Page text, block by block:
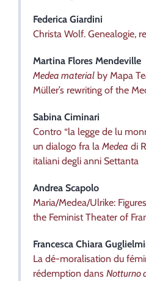
Federica Giardini
Christa Wolf. Genealogie,
Martina Flores Mendeville
Medea material by Mapa
Müller’s rewriting of the
Sabina Ciminari
Contro “la legge de lu
un dialogo fra la Medea di
italiani degli anni Settanta
Andrea Scapolo
Maria/Medea/Ulrike:
the Feminist Theater of
Francesca Chiara
La dé-moralisation du
rédemption dans Notturno